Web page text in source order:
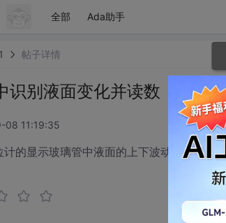
全部 Ada助手
帖子详情
识别液面变化并读数
08 11:19:35
的显示玻璃管中液面的上下波动取样、读数